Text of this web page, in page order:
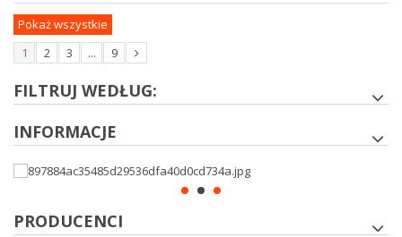
Pokaż wszystkie
1
2 3 ... 9
FILTRUJ WEDŁUG:
INFORMACJE
PRODUCENCI